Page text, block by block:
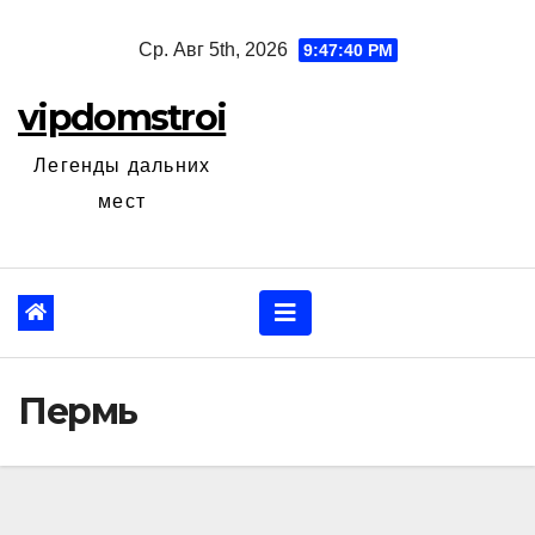
Ср. Авг 5th, 2026 9:47:41 PM
vipdomstroi
Легенды дальних
мест
Пермь